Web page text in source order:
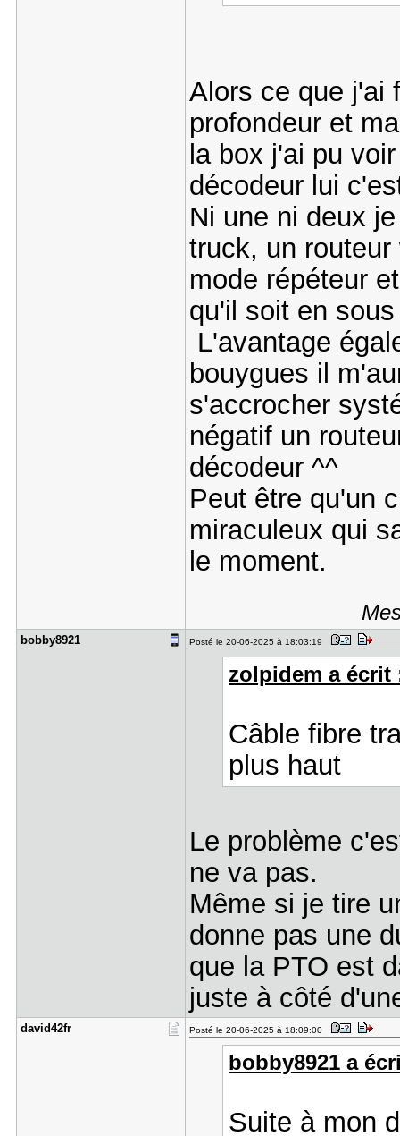
Alors ce que j'ai
profondeur et
la box j'ai pu
décodeur lui
Ni une ni deux
truck, un
mode répéteur
qu'il soit en
L'avantage
bouygues il
s'accrocher
négatif un
décodeur ^^
Peut être qu'un
miraculeux qui
le moment.
bobby8921 Posté le 20-06-2025 à 18:03:19
zolpidem a écrit
Câble fibre
plus haut
Le problème
ne va pas.
Même si je tire
donne pas une
que la PTO est
juste à côté
david42fr Posté le 20-06-2025 à 18:09:00
bobby8921 a
Suite à mon